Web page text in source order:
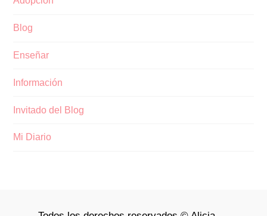
Blog
Enseñar
Información
Invitado del Blog
Mi Diario